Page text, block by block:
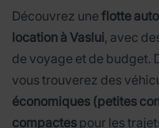
Découvrez une flotte
location à Vaslui, avec
de voyage et de budget.
vous trouverez des
économiques (petites
compactes pour les